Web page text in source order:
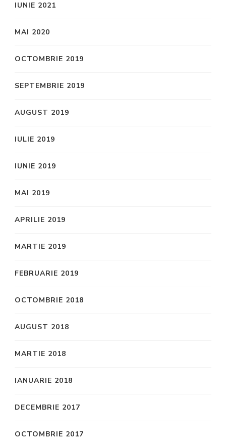
IUNIE 2021
MAI 2020
OCTOMBRIE 2019
SEPTEMBRIE 2019
AUGUST 2019
IULIE 2019
IUNIE 2019
MAI 2019
APRILIE 2019
MARTIE 2019
FEBRUARIE 2019
OCTOMBRIE 2018
AUGUST 2018
MARTIE 2018
IANUARIE 2018
DECEMBRIE 2017
OCTOMBRIE 2017